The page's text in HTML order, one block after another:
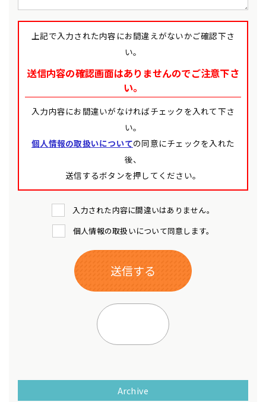
上記で入力された内容にお間違えがないかご確認下さ
い。
送信内容の確認画面はありませんのでご注意下さ
い。
入力内容にお間違いがなければチェックを入れて下さ
い。
個人情報の取扱いについての同意にチェックを入れた
後、
送信するボタンを押してください。
入力された内容に間違いはありません。
個人情報の取扱いについて同意します。
Archive